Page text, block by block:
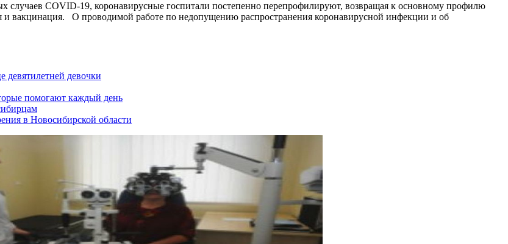
случаев COVID-19, коронавирусные госпитали постепенно перепрофилируют, возвращая к основному профилю
и вакцинация. О проводимой работе по недопущению распространения коронавирусной инфекции и об
девятилетней девочки
помогают каждый день
в Новосибирской области